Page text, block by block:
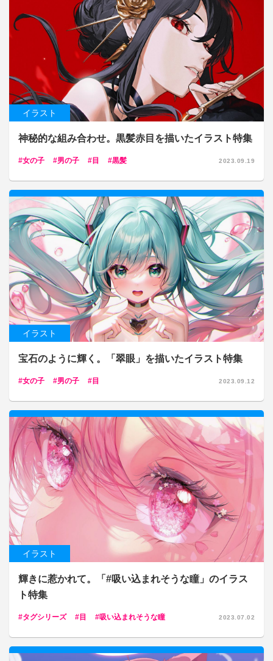
イラスト
神秘的な組み合わせ。黒髪赤目を描いたイラスト特集
女の子 男の子 目 黒髪 2023.09.19
イラスト
宝石のように輝く。「翠眼」を描いたイラスト特集
女の子 男の子 目 2023.09.12
イラスト
輝きに惹かれて。「#吸い込まれそうな瞳」のイラス
ト特集
タグシリーズ 目 吸い込まれそうな瞳 2023.07.02